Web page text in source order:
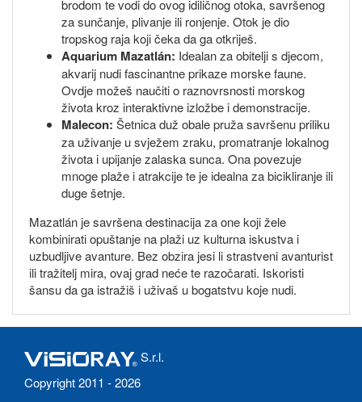
brodom te vodi do ovog idiličnog otoka, savršenog
za sunčanje, plivanje ili ronjenje. Otok je dio
tropskog raja koji čeka da ga otkriješ.
Aquarium Mazatlán: Idealan za obitelji s djecom,
akvarij nudi fascinantne prikaze morske faune.
Ovdje možeš naučiti o raznovrsnosti morskog
života kroz interaktivne izložbe i demonstracije.
Malecon: Šetnica duž obale pruža savršenu priliku
za uživanje u svježem zraku, promatranje lokalnog
života i upijanje zalaska sunca. Ona povezuje
mnoge plaže i atrakcije te je idealna za bicikliranje ili
duge šetnje.
Mazatlán je savršena destinacija za one koji žele
kombinirati opuštanje na plaži uz kulturna iskustva i
uzbudljive avanture. Bez obzira jesi li strastveni avanturist
ili tražitelj mira, ovaj grad neće te razočarati. Iskoristi
šansu da ga istražiš i uživaš u bogatstvu koje nudi.
S.r.l.
Copyright 2011 - 2026